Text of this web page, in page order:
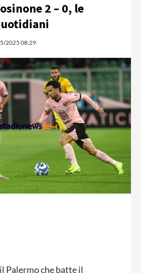
2 – 0, le
2025 08:29
Palermo che batte il